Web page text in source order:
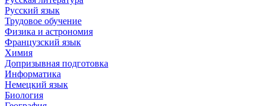
Русский язык
Трудовое обучение
Физика и астрономия
Французский язык
Химия
Допризывная подготовка
Информатика
Немецкий язык
Биология